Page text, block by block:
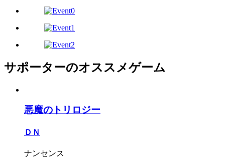
サポーターのオススメゲーム
悪魔のトリロジー
ＤＮ
ナンセンス